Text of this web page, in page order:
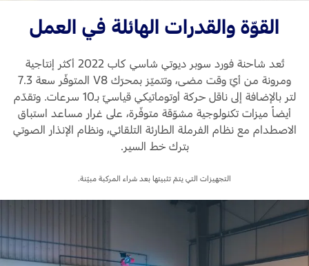
العراق
الأردن
الكويت
لبنان
سلطنة
طلب سعر
أسطول فورد
إضافات
خطة الخدمات الممتدة
خطة الخدمات الممتدة
إصلاح أضرار الحوادث
القسائم والخصومات الخاصة بالصيانة
كويك لاين
الإطارات
خدمات فورد
خدمة المحرك
خدمة البطارية
تغيير زيت
تغيير الفلاتر
القوّة والقدرات الهائلة في العمل
تُعد شاحنة فورد سوبر ديوتي شاسي كاب 2022 أكثر إنتاجية
ومرونة من أيّ وقت مضى، وتتميّز بمحرّك V8 المتوفّر سعة 7.3
لتر بالإضافة إلى ناقل حركة أوتوماتيكي قياسيّ بـ10 سرعات. وتقدّم
أيضاً ميزات تكنولوجية مشوّقة متوفّرة، على غرار مساعد استباق
الاصطدام مع نظام الفرملة الطارئة التلقائي، ونظام الإنذار الصوتي
بترك خط السير.
التجهيزات التي يتمّ تثبيتها بعد شراء المركبة مبيّنة.